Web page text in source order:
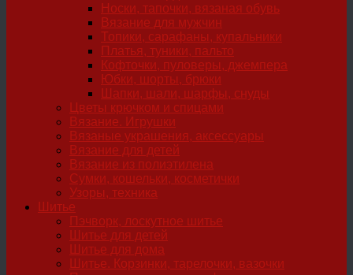
Носки, тапочки, вязаная обувь
Вязание для мужчин
Топики, сарафаны, купальники
Платья, туники, пальто
Кофточки, пуловеры, джемпера
Юбки, шорты, брюки
Шапки, шали, шарфы, снуды
Цветы крючком и спицами
Вязание. Игрушки
Вязаные украшения, аксессуары
Вязание для детей
Вязание из полиэтилена
Сумки, кошельки, косметички
Узоры, техника
Шитье
Пэчворк, лоскутное шитье
Шитье для детей
Шитье для дома
Шитье. Корзинки, тарелочки, вазочки